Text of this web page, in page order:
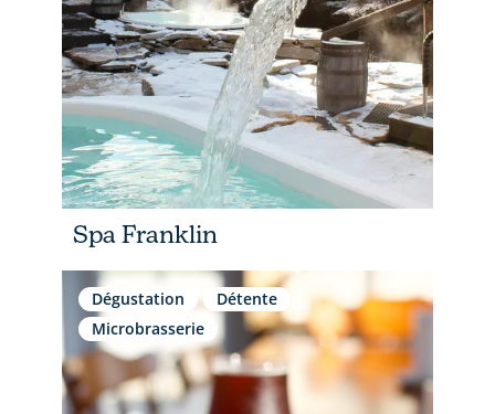
Spa Franklin
Dégustation
Détente
Microbrasserie